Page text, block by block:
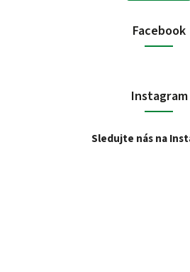
Facebook
Instagram
Sledujte nás na